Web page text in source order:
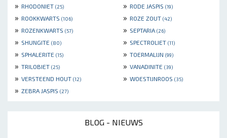
» RHODONIET (25) » RODE JASPIS (19)
» ROOKKWARTS (106) » ROZE ZOUT (42)
» ROZENKWARTS (57) » SEPTARIA (26)
» SHUNGITE (80) » SPECTROLIET (11)
» SPHALERITE (15) » TOERMALIJN (99)
» TRILOBIET (25) » VANADINITE (39)
» VERSTEEND HOUT (12) » WOESTIJNROOS (35)
» ZEBRA JASPIS (27)
BLOG - NIEUWS